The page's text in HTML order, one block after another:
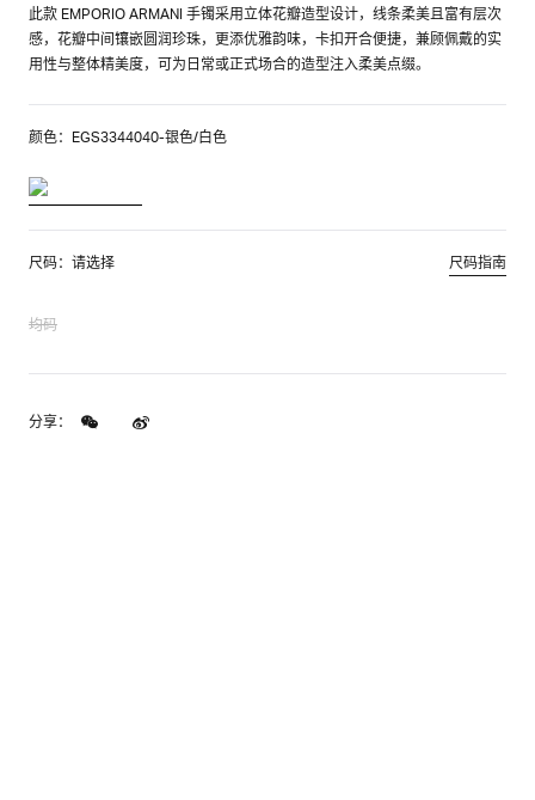
此款 EMPORIO ARMANI 手镯采用立体花瓣造型设计，线条柔美且富有层次
感，花瓣中间镶嵌圆润珍珠，更添优雅韵味，卡扣开合便捷，兼顾佩戴的实
用性与整体精美度，可为日常或正式场合的造型注入柔美点缀。
颜色：EGS3344040-银色/白色
尺码：请选择 尺码指南
均码
分享：